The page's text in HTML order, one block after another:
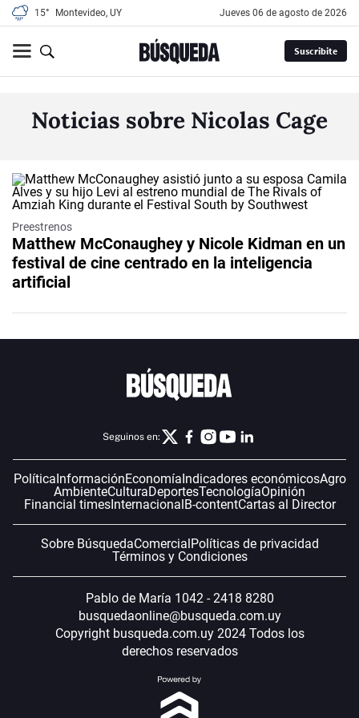
15° Montevideo, UY jueves 06 de agosto de 2026
Suscribite
Noticias sobre Nicolas Cage
Preestrenos
Matthew McConaughey y Nicole Kidman en un
festival de cine centrado en la inteligencia
artificial
Seguinos en:
Política InformaciónEconomía Indicadores económicosAgro
AmbienteCulturaDeportesTecnologíaOpinión
Financial timesInternacional B-contentCartas al Director
Sobre BúsquedaComercial Políticas de privacidad
Términos y Condiciones
Pablo de María 1042 - 2418 8280
busquedaonline@busqueda.com.uy
Copyright busqueda.com.uy 2024 Todos los
derechos reservados